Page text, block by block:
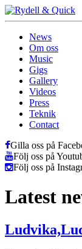
News
Om oss
Music
Gigs
Gallery
Videos
Press
Teknik
Contact
Gilla oss på
Följ oss på
Följ oss på
Latest